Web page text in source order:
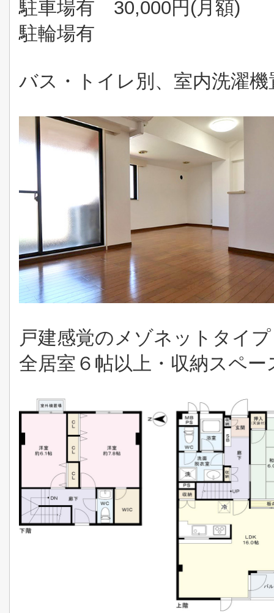
駐車場有 30,000円(月額)
駐輪場有
バス・トイレ別、室内洗濯
戸建感覚のメゾネットタイ
全居室６帖以上・収納スペ